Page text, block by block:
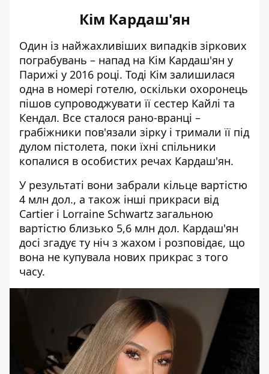
Кім Кардаш'ян
Один із найжахливіших випадків зіркових
пограбувань – напад на Кім Кардаш'ян у
Парижі у 2016 році. Тоді Кім залишилася
одна в номері готелю, оскільки охоронець
пішов супроводжувати її сестер Кайлі та
Кендал. Все сталося рано-вранці –
грабіжники пов'язали зірку і тримали її під
дулом пістолета, поки їхні спільники
копалися в особистих речах Кардаш'ян.
У результаті вони забрали кільце вартістю
4 млн дол., а також інші прикраси від
Cartier і Lorraine Schwartz загальною
вартістю близько 5,6 млн дол. Кардаш'ян
досі згадує ту ніч з жахом і розповідає, що
вона не купувала нових прикрас з того
часу.